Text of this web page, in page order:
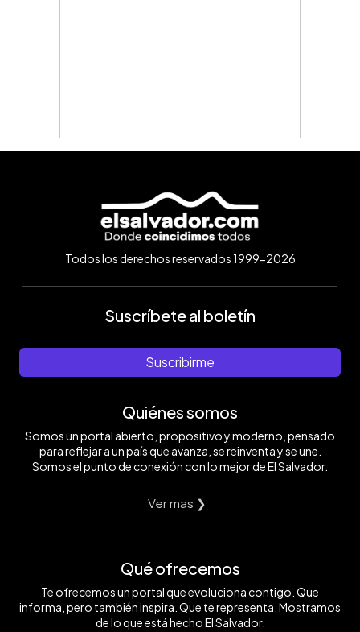
Todos los derechos reservados 1999-2026
Suscríbete al boletín
Suscribirme
Quiénes somos
Somos un portal abierto, propositivo y moderno, pensado
para reflejar a un país que avanza, se reinventa y se une.
Somos el punto de conexión con lo mejor de El Salvador.
Ver mas ❯
Qué ofrecemos
Te ofrecemos un portal que evoluciona contigo. Que
informa, pero también inspira. Que te representa. Mostramos
de lo que está hecho El Salvador.